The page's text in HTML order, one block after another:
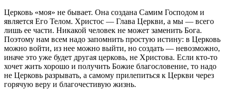
Церковь «моя» не бывает. Она создана Самим Господом и
является Его Телом. Христос — Глава Церкви, а мы — всего
лишь ее части. Никакой человек не может заменить Бога.
Поэтому нам всем надо запомнить простую истину: в Церковь
можно войти, из нее можно выйти, но создать — невозможно,
иначе это уже будет другая церковь, не Христова. Если кто-то
хочет жить хорошо и получить Божие благословение, то надо
не Церковь разрывать, а самому прилепиться к Церкви через
горячую веру и благочестивую жизнь.